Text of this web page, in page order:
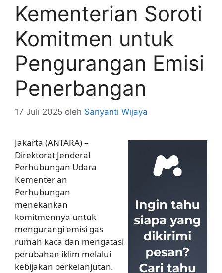
Kementerian Soroti
Komitmen untuk
Pengurangan Emisi
Penerbangan
17 Juli 2025 oleh Sariyanti Wijaya
Jakarta (ANTARA) –
Direktorat Jenderal
Perhubungan Udara
Kementerian
Perhubungan
menekankan
komitmennya untuk
mengurangi emisi gas
rumah kaca dan mengatasi
perubahan iklim melalui
kebijakan berkelanjutan.